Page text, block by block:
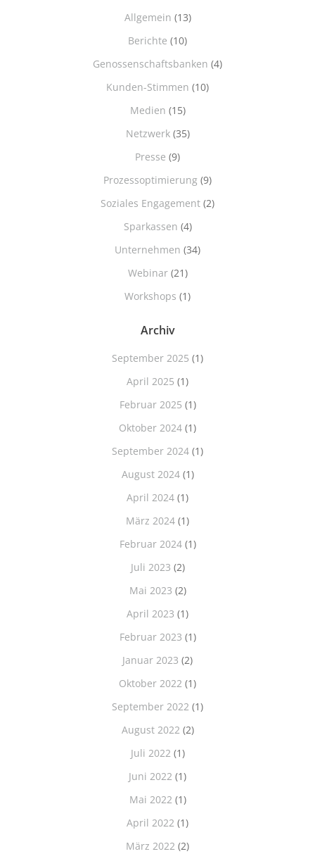
Allgemein (13)
Berichte (10)
Genossenschaftsbanken (4)
Kunden-Stimmen (10)
Medien (15)
Netzwerk(35)
Presse (9)
Prozessoptimierung (9)
Soziales Engagement (2)
Sparkassen (4)
Unternehmen (34)
Webinar(21)
Workshops (1)
Archiv
September 2025 (1)
April 2025 (1)
Februar 2025 (1)
Oktober 2024 (1)
September 2024 (1)
August 2024(1)
April 2024 (1)
März 2024 (1)
Februar 2024(1)
Juli 2023 (2)
Mai 2023 (2)
April 2023 (1)
Februar 2023 (1)
Januar 2023 (2)
Oktober 2022 (1)
September 2022 (1)
August 2022 (2)
Juli 2022 (1)
Juni 2022 (1)
Mai 2022 (1)
April 2022 (1)
März 2022 (2)